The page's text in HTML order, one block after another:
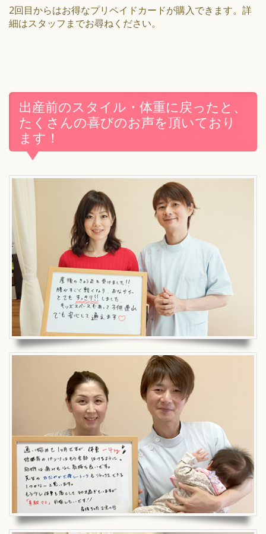
2回目からはお得なプリペイドカードが購入できます。詳
細はスタッフまでお尋ねください。
出産前のスタイル・体重に戻ったと、
たくさんの喜びのお声を頂いており
ます！